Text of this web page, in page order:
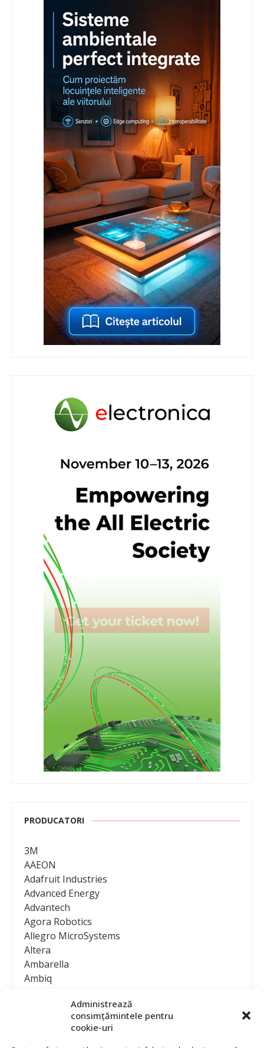
Administrează
consimțămintele pentru
cookie-uri
PRODUCATORI
3M
AAEON
Adafruit Industries
Advanced Energy
Advantech
Agora Robotics
Allegro MicroSystems
Altera
Ambarella
Ambiq
Analog Devices
Anritsu Corporation